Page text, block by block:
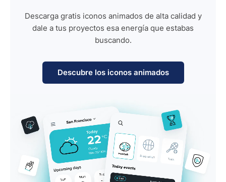
Descarga gratis iconos animados de alta calidad y
dale a tus proyectos esa energía que estabas
buscando.
Descubre los iconos animados